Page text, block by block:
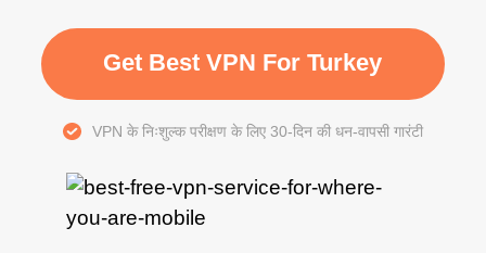
Get Best VPN For Turkey
VPN के निःशुल्क परीक्षण के लिए 30-दिन की धन-वापसी गारंटी